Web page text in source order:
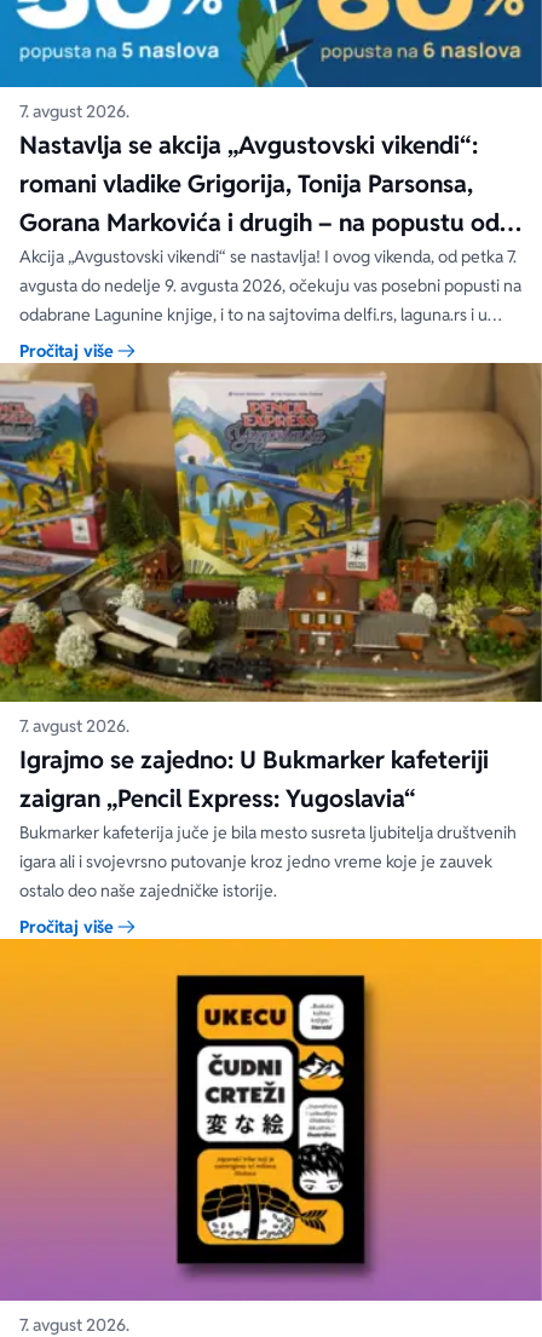
7. avgust 2026.
Nastavlja se akcija „Avgustovski vikendi“:
romani vladike Grigorija, Tonija Parsonsa,
Gorana Markovića i drugih – na popustu od
čak 40, 50 i 60%
Akcija „Avgustovski vikendi“ se nastavlja! I ovog vikenda, od petka 7.
avgusta do nedelje 9. avgusta 2026, očekuju vas posebni popusti na
odabrane Lagunine knjige, i to na sajtovima delfi.rs, laguna.rs i u
svim Delfi knjižarama.
Pročitaj više
7. avgust 2026.
Igrajmo se zajedno: U Bukmarker kafeteriji
zaigran „Pencil Express: Yugoslavia“
Bukmarker kafeterija juče je bila mesto susreta ljubitelja društvenih
igara ali i svojevrsno putovanje kroz jedno vreme koje je zauvek
ostalo deo naše zajedničke istorije.
Pročitaj više
7. avgust 2026.